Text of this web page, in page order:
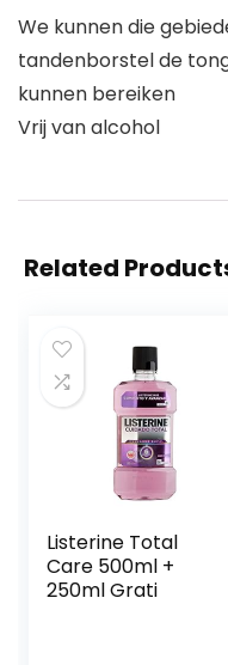
We kunnen die
tandenborstel de
kunnen bereiken
Vrij van alcohol
Related
Listerine Total
Care 500ml +
250ml Grati